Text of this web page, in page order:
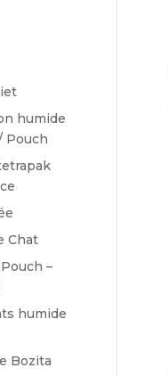
humide
Pouch
Chat
–
humide
Bozita